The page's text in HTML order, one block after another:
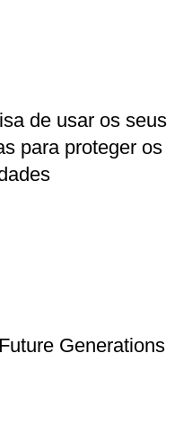
de usar os seus
para proteger os
Generations